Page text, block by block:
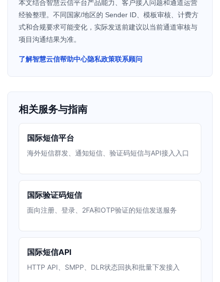
本文结合智慧云信平台产品能力、客户接入问题和通道运营
经验整理。不同国家/地区的 Sender ID、模板审核、计费方
式和合规要求可能变化，实际发送前建议以当前通道审核与
项目沟通结果为准。
了解智慧云信帮助中心隐私政策联系顾问
相关服务与指南
国际短信平台
海外短信群发、通知短信、验证码短信与API接入入口
国际验证码短信
面向注册、登录、2FA和OTP验证的短信发送服务
国际短信API
HTTP API、SMPP、DLR状态回执和批量下发接入